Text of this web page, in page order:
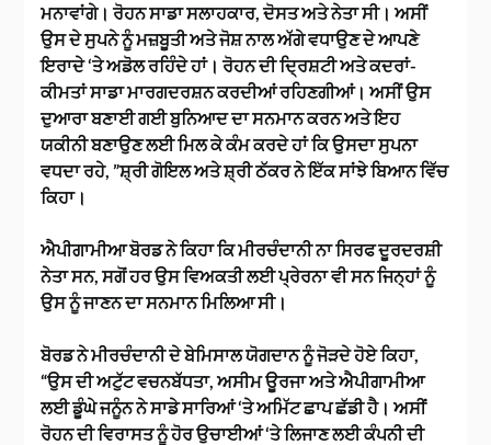
ਮਨਾਵਾਂਗੇ। ਰੋਹਨ ਸਾਡਾ ਸਲਾਹਕਾਰ, ਦੋਸਤ ਅਤੇ ਨੇਤਾ ਸੀ। ਅਸੀਂ
ਉਸ ਦੇ ਸੁਪਨੇ ਨੂੰ ਮਜ਼ਬੂਤੀ ਅਤੇ ਜੋਸ਼ ਨਾਲ ਅੱਗੇ ਵਧਾਉਣ ਦੇ ਆਪਣੇ
ਇਰਾਦੇ ‘ਤੇ ਅਡੋਲ ਰਹਿੰਦੇ ਹਾਂ। ਰੋਹਨ ਦੀ ਦ੍ਰਿਸ਼ਟੀ ਅਤੇ ਕਦਰਾਂ-
ਕੀਮਤਾਂ ਸਾਡਾ ਮਾਰਗਦਰਸ਼ਨ ਕਰਦੀਆਂ ਰਹਿਣਗੀਆਂ। ਅਸੀਂ ਉਸ
ਦੁਆਰਾ ਬਣਾਈ ਗਈ ਬੁਨਿਆਦ ਦਾ ਸਨਮਾਨ ਕਰਨ ਅਤੇ ਇਹ
ਯਕੀਨੀ ਬਣਾਉਣ ਲਈ ਮਿਲ ਕੇ ਕੰਮ ਕਰਦੇ ਹਾਂ ਕਿ ਉਸਦਾ ਸੁਪਨਾ
ਵਧਦਾ ਰਹੇ, ”ਸ਼੍ਰੀ ਗੋਇਲ ਅਤੇ ਸ਼੍ਰੀ ਠੱਕਰ ਨੇ ਇੱਕ ਸਾਂਝੇ ਬਿਆਨ ਵਿੱਚ
ਕਿਹਾ।
ਐਪੀਗਾਮੀਆ ਬੋਰਡ ਨੇ ਕਿਹਾ ਕਿ ਮੀਰਚੰਦਾਨੀ ਨਾ ਸਿਰਫ ਦੂਰਦਰਸ਼ੀ
ਨੇਤਾ ਸਨ, ਸਗੋਂ ਹਰ ਉਸ ਵਿਅਕਤੀ ਲਈ ਪ੍ਰੇਰਨਾ ਵੀ ਸਨ ਜਿਨ੍ਹਾਂ ਨੂੰ
ਉਸ ਨੂੰ ਜਾਣਨ ਦਾ ਸਨਮਾਨ ਮਿਲਿਆ ਸੀ।
ਬੋਰਡ ਨੇ ਮੀਰਚੰਦਾਨੀ ਦੇ ਬੇਮਿਸਾਲ ਯੋਗਦਾਨ ਨੂੰ ਜੋੜਦੇ ਹੋਏ ਕਿਹਾ,
“ਉਸ ਦੀ ਅਟੁੱਟ ਵਚਨਬੱਧਤਾ, ਅਸੀਮ ਊਰਜਾ ਅਤੇ ਐਪੀਗਾਮੀਆ
ਲਈ ਡੂੰਘੇ ਜਨੂੰਨ ਨੇ ਸਾਡੇ ਸਾਰਿਆਂ ‘ਤੇ ਅਮਿੱਟ ਛਾਪ ਛੱਡੀ ਹੈ। ਅਸੀਂ
ਰੋਹਨ ਦੀ ਵਿਰਾਸਤ ਨੂੰ ਹੋਰ ਉਚਾਈਆਂ ‘ਤੇ ਲਿਜਾਣ ਲਈ ਕੰਪਨੀ ਦੀ